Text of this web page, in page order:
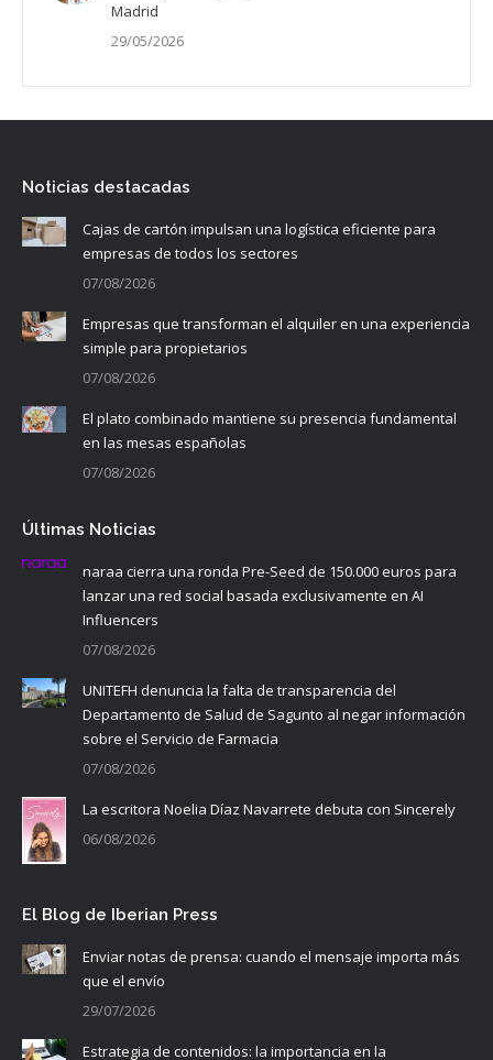
Madrid
29/05/2026
Noticias destacadas
Cajas de cartón impulsan una logística eficiente para
empresas de todos los sectores
07/08/2026
Empresas que transforman el alquiler en una experiencia
simple para propietarios
07/08/2026
El plato combinado mantiene su presencia fundamental
en las mesas españolas
07/08/2026
Últimas Noticias
naraa cierra una ronda Pre-Seed de 150.000 euros para
lanzar una red social basada exclusivamente en AI
Influencers
07/08/2026
UNITEFH denuncia la falta de transparencia del
Departamento de Salud de Sagunto al negar información
sobre el Servicio de Farmacia
07/08/2026
La escritora Noelia Díaz Navarrete debuta con Sincerely
06/08/2026
El Blog de Iberian Press
Enviar notas de prensa: cuando el mensaje importa más
que el envío
29/07/2026
Estrategia de contenidos: la importancia en la